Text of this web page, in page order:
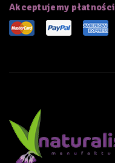
Akceptujemy płatności